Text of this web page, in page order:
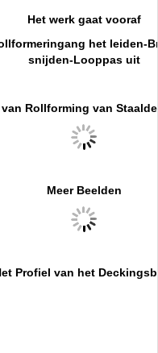
Het werk gaat vooraf
het leiden-
snijden-Looppas uit
Rollforming van
Meer Beelden
Profiel van het